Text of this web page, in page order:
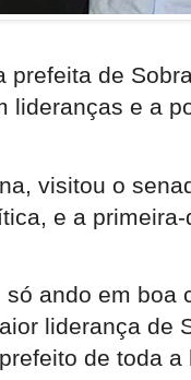
prefeita de
lideranças e a
visitou o
e a
ando em boa
liderança de
de toda